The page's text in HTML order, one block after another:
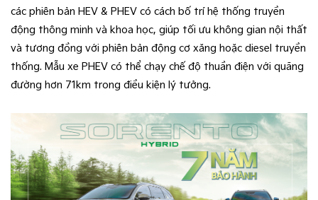
các phiên bản HEV & PHEV có cách bố trí hệ thống truyền
động thông minh và khoa học, giúp tối ưu không gian nội thất
và tương đồng với phiên bản động cơ xăng hoặc diesel truyền
thống. Mẫu xe PHEV có thể chạy chế độ thuần điện với quãng
đường hơn 71km trong điều kiện lý tưởng.